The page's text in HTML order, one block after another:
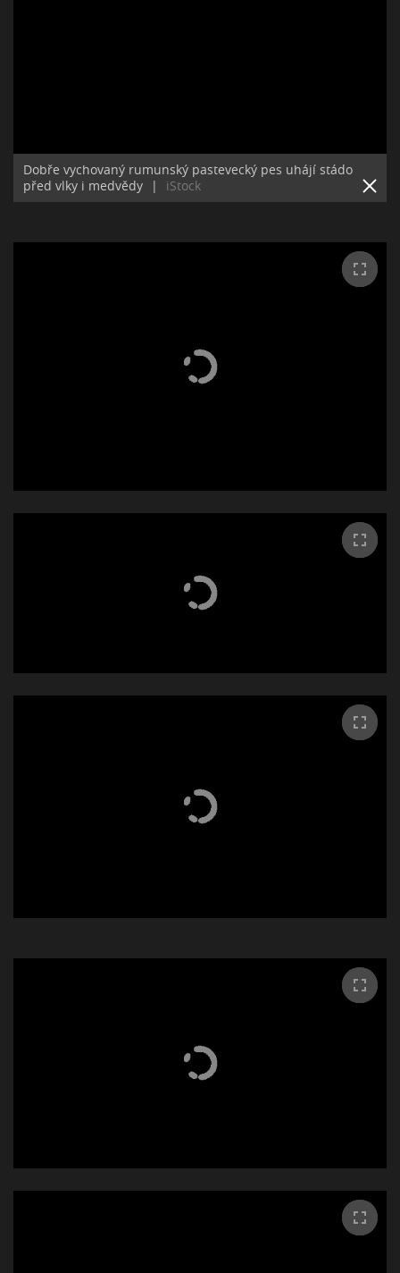
Dobře vychovaný rumunský pastevecký pes uhájí stádo
před vlky i medvědy
| iStock